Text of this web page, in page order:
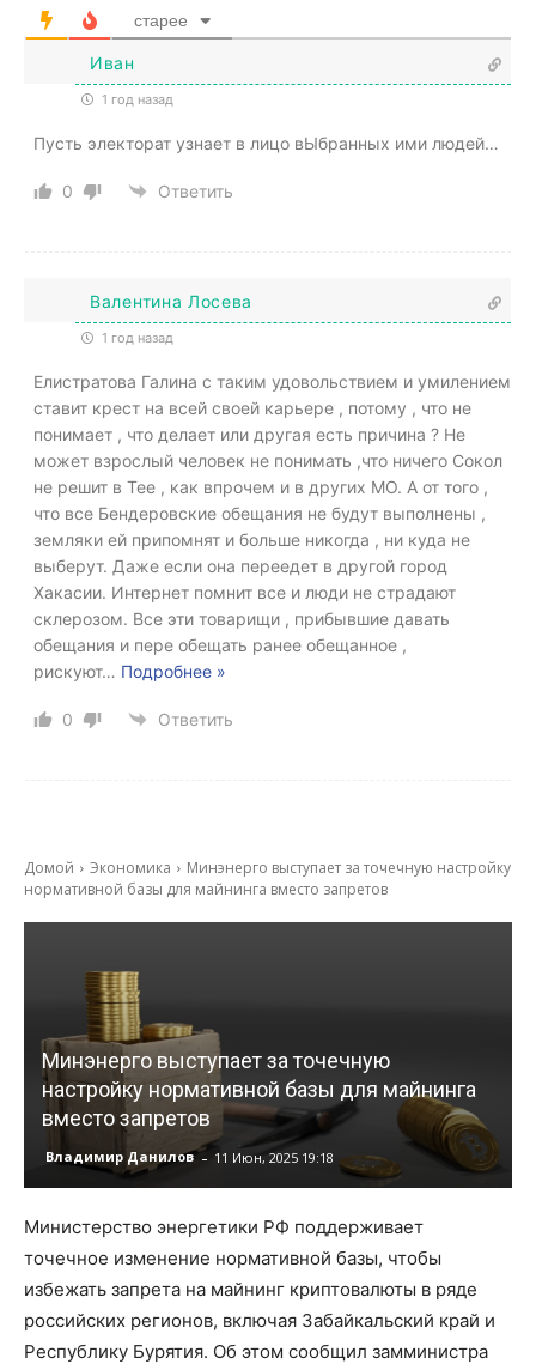
старее
Иван
1 год назад
Пусть электорат узнает в лицо вЫбранных ими людей…
0 Ответить
Валентина Лосева
1 год назад
Елистратова Галина с таким удовольствием и умилением
ставит крест на всей своей карьере , потому , что не
понимает , что делает или другая есть причина ? Не
может взрослый человек не понимать ,что ничего Сокол
не решит в Тее , как впрочем и в других МО. А от того ,
что все Бендеровские обещания не будут выполнены ,
земляки ей припомнят и больше никогда , ни куда не
выберут. Даже если она переедет в другой город
Хакасии. Интернет помнит все и люди не страдают
склерозом. Все эти товарищи , прибывшие давать
обещания и пере обещать ранее обещанное ,
рискуют… Подробнее »
0 Ответить